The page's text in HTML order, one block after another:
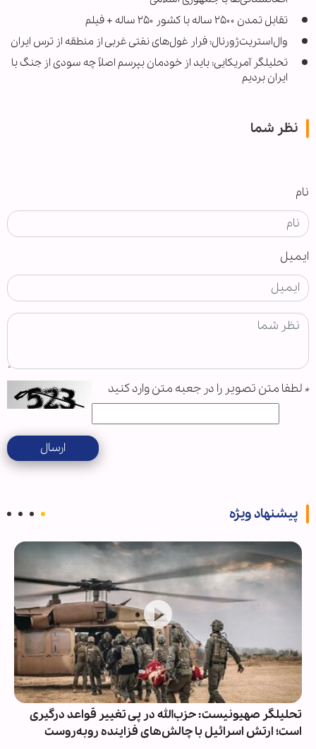
تقابل تمدن ۲۵۰۰ ساله با کشور ۲۵۰ ساله + فیلم
وال‌استریت‌ژورنال: فرار غول‌های نفتی غربی از منطقه از ترس ایران
تحلیلگر آمریکایی: باید از خودمان بپرسم اصلاً چه سودی از جنگ با
ایران بردیم
نظر شما
نام
ایمیل
* لطفا متن تصویر را در جعبه متن وارد کنید
ارسال
پیشنهاد ویژه
صهیونیست: حزب‌الله در پی تغییر قواعد درگیری
ارتش اسرائیل با چالش‌های فزاینده روبه‌روست